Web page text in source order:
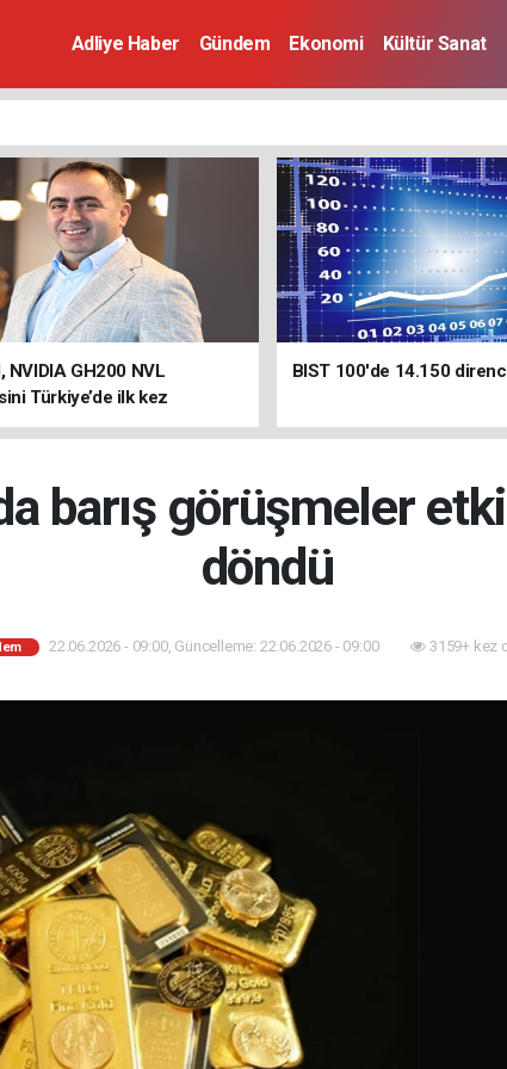
Adliye Haber Gündem Ekonomi Kültür Sanat
NVIDIA GH200 NVL
Türkiye’de ilk kez
kullanımına açtı
BIST 100'de 14.150
barış görüşmeler
döndü
22.06.2026 - 09:00, Güncelleme: 22.06.2026 - 09:00 3159+ kez